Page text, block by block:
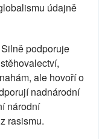
údajně
podporuje
ale hovoří o
nadnárodní
národní
rasismu.